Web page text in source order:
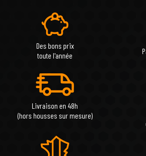
Des bons prix
toute l'année
Livraison en 48h
(hors housses sur mesure)